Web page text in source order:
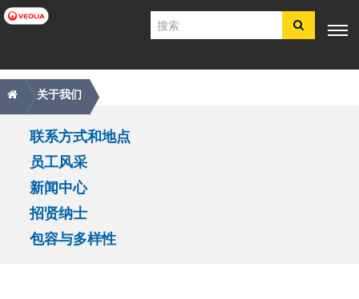
跳
转
要
内
容
搜
索
主
导
航
专业知
识
行业应
用
简体中文
SDS
COA
简介
注册
痕
迹
导
航
关于我们
联系方式和地点
员工风采
新闻中心
招贤纳士
包容与多样性